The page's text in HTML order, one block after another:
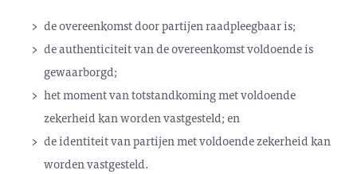
de overeenkomst door partijen raadpleegbaar is;
de authenticiteit van de overeenkomst voldoende is
gewaarborgd;
het moment van totstandkoming met voldoende
zekerheid kan worden vastgesteld; en
de identiteit van partijen met voldoende zekerheid kan
worden vastgesteld.